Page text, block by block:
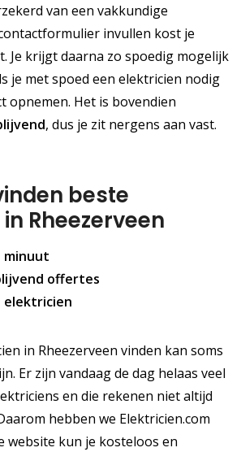
van een vakkundige
invullen kost je
Je krijgt daarna zo spoedig mogelijk
je met spoed een elektricien nodig
opnemen. Het is bovendien
, dus je zit nergens aan vast.
beste
Rheezerveen
minuut
offertes
elektricien
in Rheezerveen vinden kan soms
Er zijn vandaag de dag helaas veel
en die rekenen niet altijd
hebben we Elektricien.com
website kun je kosteloos en